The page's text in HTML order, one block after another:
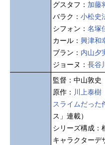
グスタフ： 加藤
バラク： 小松史
シフォン： 名塚
カール： 興津和
ブラン： 内山夕
ジョーヌ： 長谷
監督：中山敦史
原作： 川上泰樹
スライムだった
ス」連載）
シリーズ構成：
キャラクターデ